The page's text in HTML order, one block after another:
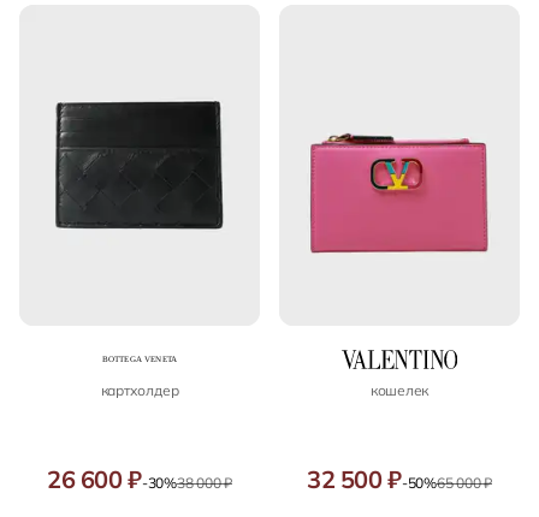
картхолдер
26 600 ₽-30%38 000 ₽
кошелек
32 500 ₽-50%65 000 ₽